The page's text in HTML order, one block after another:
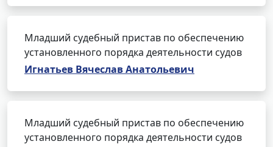
Младший судебный пристав по обеспечению
установленного порядка деятельности судов
Игнатьев Вячеслав Анатольевич
Младший судебный пристав по обеспечению
установленного порядка деятельности судов